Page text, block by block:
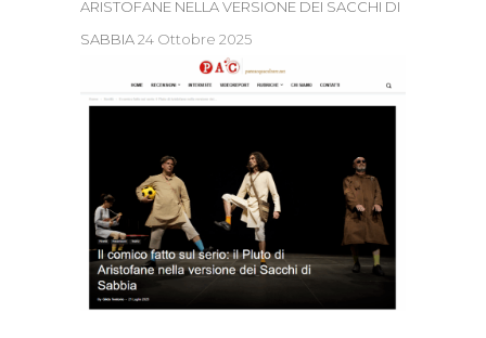
ARISTOFANE NELLA VERSIONE DEI SACCHI DI
SABBIA24 Ottobre 2025